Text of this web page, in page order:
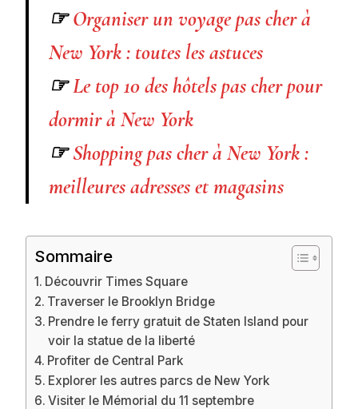
☞Organiser un voyage pas cher à
New York : toutes les astuces
☞Le top 10 des hôtels pas cher pour
dormir à New York
☞Shopping pas cher à New York :
meilleures adresses et magasins
Sommaire
Découvrir Times Square
Traverser le Brooklyn Bridge
Prendre le ferry gratuit de Staten Island pour
voir la statue de la liberté
Profiter de Central Park
Explorer les autres parcs de New York
Visiter le Mémorial du 11 septembre